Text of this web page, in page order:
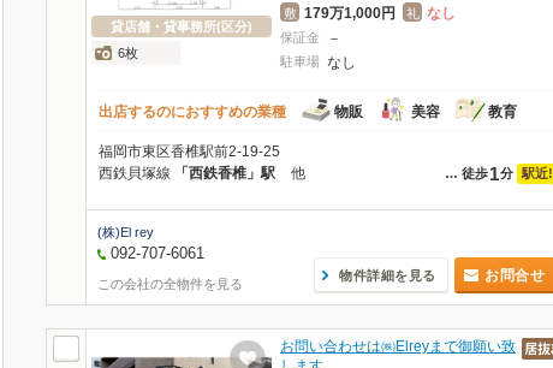
貸店舗・貸事務所(区分)
6枚
敷 179万1,000円 礼 なし
保証金 －
駐車場 なし
出店するのにおすすめの業種 物販 美容 教育
福岡市東区香椎駅前2-19-25
… 徒歩1分 駅近!
西鉄貝塚線 「西鉄香椎」駅 他
(株)El rey
092-707-6061
この会社の全物件を見る
物件詳細を見る お問合せ
お問い合わせは㈱Elreyまで御願い致